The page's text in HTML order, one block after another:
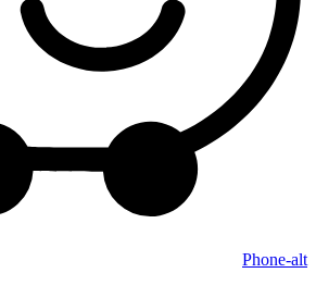
Phone-alt